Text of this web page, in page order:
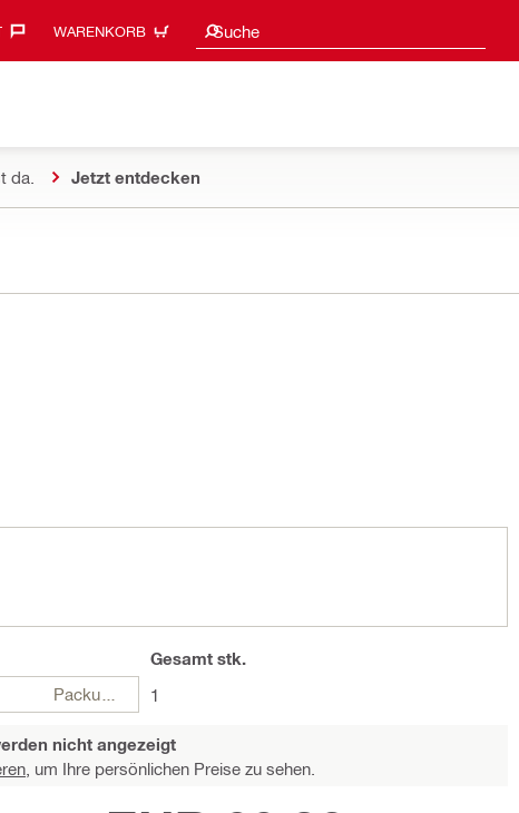
WARENKORB Suche
Suchvorschläge
da. Jetzt entdecken
Gesamt stk.
1
nicht angezeigt
um Ihre persönlichen Preise zu sehen.